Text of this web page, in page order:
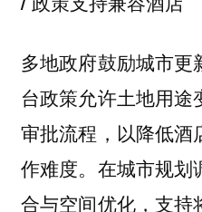
多地政府鼓励城市更
台政策允许土地用
审批流程，以降低酒
作难度。在城市规
合与空间优化，支持